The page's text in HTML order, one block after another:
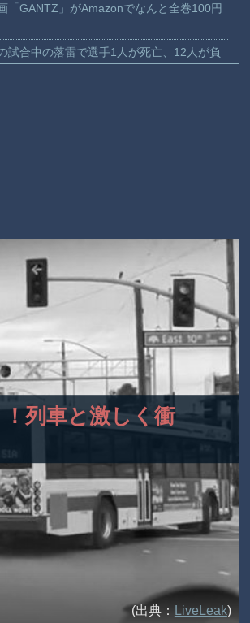
「GANTZ」がAmazonでなんと全巻100円
試合中の落雷で選手1人が死亡、12人が負
互RSS
列車と激しく衝
(出典： LiveLeak)